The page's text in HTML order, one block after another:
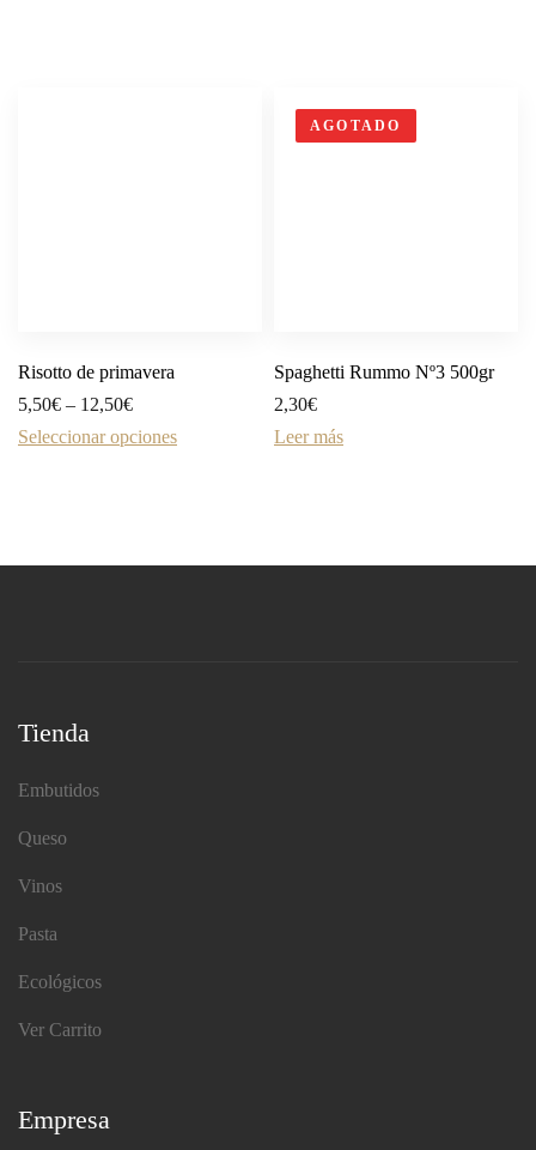
Risotto de primavera
5,50€ – 12,50€
Seleccionar opciones
AGOTADO
Spaghetti Rummo Nº3 500gr
2,30€
Leer más
Tienda
Embutidos
Queso
Vinos
Pasta
Ecológicos
Ver Carrito
Empresa